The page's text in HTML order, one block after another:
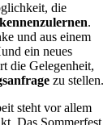
die
.
und aus einem
ein neues
die Gelegenheit,
zu stellen.
steht vor allem